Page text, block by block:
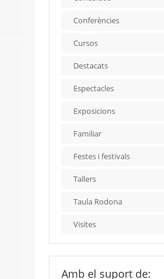
Conferències
Cursos
Destacats
Espectacles
Exposicions
Familiar
Festes i festivals
Tallers
Taula Rodona
Visites
Amb el suport de: